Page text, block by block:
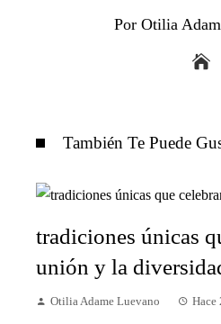
Por Otilia
También Te Puede
tradiciones únicas
unión y la
Otilia Adame Luevano Hace